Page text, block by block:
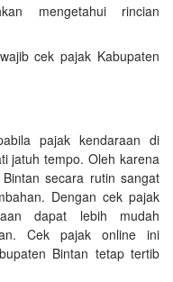
mengetahui rincian
cek pajak Kabupaten
pajak kendaraan di
jatuh tempo. Oleh karena
secara rutin sangat
Dengan cek pajak
dapat lebih mudah
Cek pajak online ini
Bintan tetap tertib